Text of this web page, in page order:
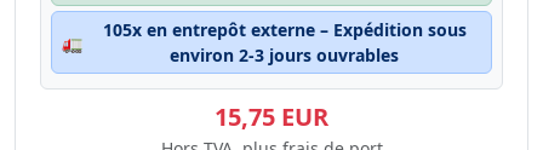
🚛
105x en entrepôt externe – Expédition sous
environ 2-3 jours ouvrables
15,75 EUR